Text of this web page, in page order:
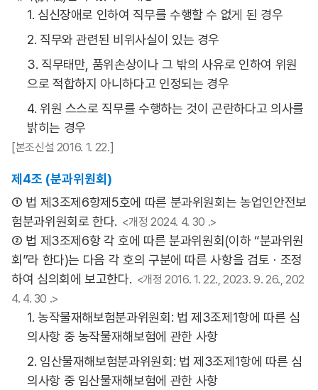
1. 심신장애로 인하여 직무를 수행할 수 없게 된 경우
2. 직무와 관련된 비위사실이 있는 경우
3. 직무태만, 품위손상이나 그 밖의 사유로 인하여 위원
으로 적합하지 아니하다고 인정되는 경우
4. 위원 스스로 직무를 수행하는 것이 곤란하다고 의사를
밝히는 경우
[본조신설 2016. 1. 22.]
제4조 (분과위원회)
① 법 제3조제6항제5호에 따른 분과위원회는 농업인안전보
험분과위원회로 한다. <개정 2024. 4. 30 .>
② 법 제3조제6항 각 호에 따른 분과위원회(이하 “분과위원
회”라 한다)는 다음 각 호의 구분에 따른 사항을 검토ㆍ조정
하여 심의회에 보고한다. <개정 2016. 1. 22., 2023. 9. 26., 202
4. 4. 30 .>
1. 농작물재해보험분과위원회: 법 제3조제1항에 따른 심
의사항 중 농작물재해보험에 관한 사항
2. 임산물재해보험분과위원회: 법 제3조제1항에 따른 심
의사항 중 임산물재해보험에 관한 사항